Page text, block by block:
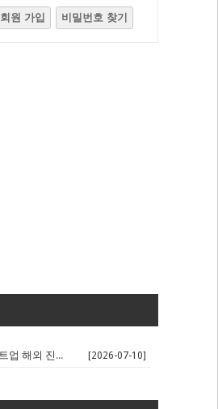
회원 가입 비밀번호 찾기
🌍 경기 AI 스타트업 해외 진출 판... [2026-07-10]